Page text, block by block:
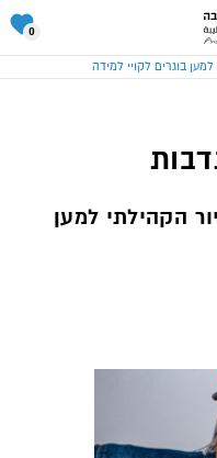
0
סל
שלי
בוגרים לקויי למידה
הקהילתי למען